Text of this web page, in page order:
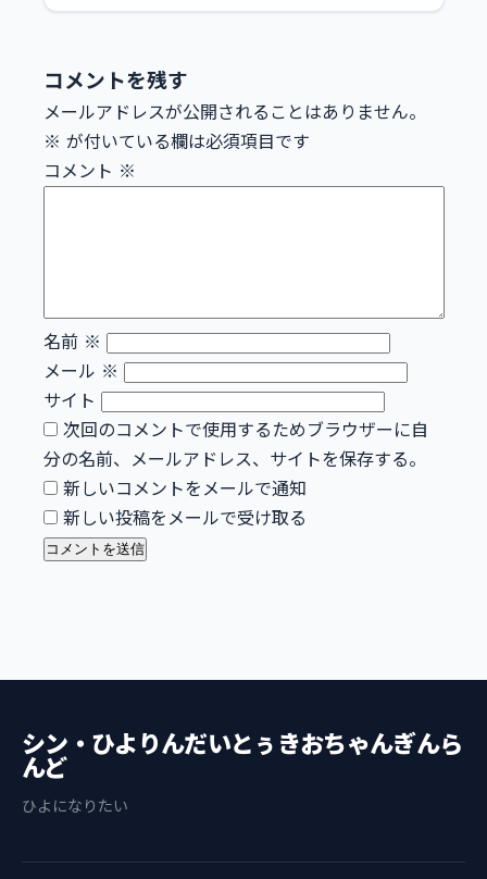
コメントを残す
メールアドレスが公開されることはありません。
※ が付いている欄は必須項目です
コメント ※
名前 ※
メール ※
サイト
次回のコメントで使用するためブラウザーに自
分の名前、メールアドレス、サイトを保存する。
新しいコメントをメールで通知
新しい投稿をメールで受け取る
シン・ひよりんだいとぅきおちゃんぎんら
んど
ひよになりたい